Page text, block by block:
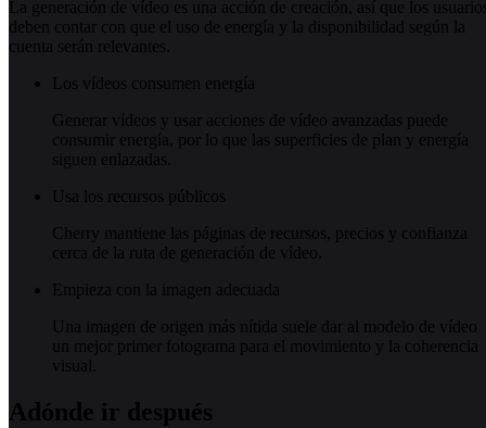
La generación de vídeo es una acción de creación, así que los
deben contar con que el uso de energía y la disponibilidad según la
cuenta serán relevantes.
Los vídeos consumen energía
Generar vídeos y usar acciones de vídeo avanzadas puede
consumir energía, por lo que las superficies de plan y energía
siguen enlazadas.
Usa los recursos públicos
Cherry mantiene las páginas de recursos, precios y confianza
cerca de la ruta de generación de vídeo.
Empieza con la imagen adecuada
Una imagen de origen más nítida suele dar al modelo de vídeo
un mejor primer fotograma para el movimiento y la coherencia
visual.
Adónde ir después